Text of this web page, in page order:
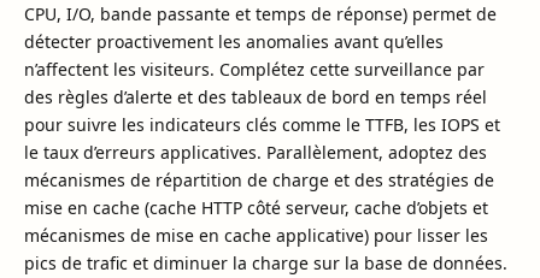
CPU, I/O, bande passante et temps de réponse) permet de
détecter proactivement les anomalies avant qu’elles
n’affectent les visiteurs. Complétez cette surveillance par
des règles d’alerte et des tableaux de bord en temps réel
pour suivre les indicateurs clés comme le TTFB, les IOPS et
le taux d’erreurs applicatives. Parallèlement, adoptez des
mécanismes de répartition de charge et des stratégies de
mise en cache (cache HTTP côté serveur, cache d’objets et
mécanismes de mise en cache applicative) pour lisser les
pics de trafic et diminuer la charge sur la base de données.